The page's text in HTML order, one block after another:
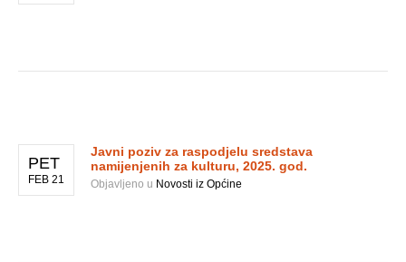
PET
FEB 21
Javni poziv za raspodjelu sredstava
namijenjenih za kulturu, 2025. god.
Objavljeno u Novosti iz Općine